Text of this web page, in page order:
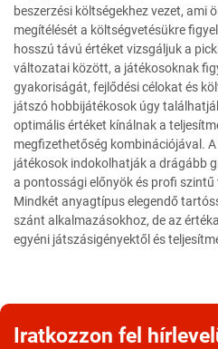
beszerzési költségekhez vezet, ami
megítélését a költségvetésükre
hosszú távú értéket vizsgáljuk a
változatai között, a játékosoknak
gyakoriságát, fejlődési célokat és
játszó hobbijátékosok úgy
optimális értéket kínálnak a
megfizethetőség kombinációjával.
játékosok indokolhatják a drágább
a pontossági előnyök és profi
Mindkét anyagtípus elegendő
szánt alkalmazásokhoz, de az
egyéni játszásigényektől és
Iratkozzon fel